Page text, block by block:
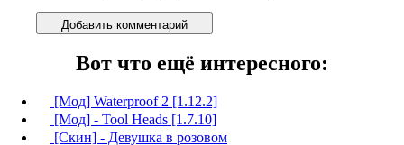
Добавить комментарий
Вот что ещё интересного:
[Мод] Waterproof 2 [1.12.2]
[Мод] - Tool Heads [1.7.10]
[Скин] - Девушка в розовом